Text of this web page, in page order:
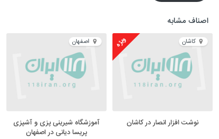
اصناف مشابه
کاشان ویژه
نوشت افزار انصار در کاشان
اصفهان
آموزشگاه شیرینی پزی و آشپزی
پریسا دیانی در اصفهان